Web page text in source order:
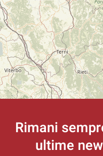
Rimani
ultime